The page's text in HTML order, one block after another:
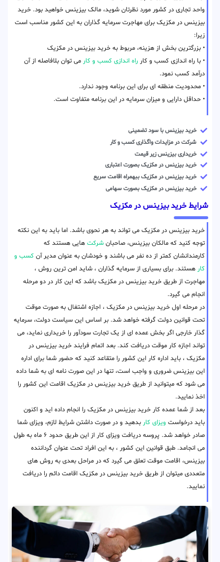
واحد تجاری در کشور مورد نظرتان شوید، مالک بیزینس خواهید بود. خرید
بیزینس در مکزیک برای مهاجرت سرمایه گذاران به این کشور مناسب است
زیرا:
• بزرگترین بخش از هزینه، مربوط به خرید بیزینس در مکزیک
• با راه اندازی کسب و کار راه اندازی کسب و کار می توان بلافاصله از آن
درآمد کسب نمود.
• محدودیت منطقه ای برای این برنامه وجود ندارد.
• حداقل دارایی و میزان سرمایه در این برنامه متفاوت است.
خرید بیزینس با سود تضمینی
شرکت در مزایدات واگذاری کسب و کار
خریداری بیزینس زیر قیمت
خرید بیزینس در مکزیک بصورت اعتباری
خرید بیزینس در مکزیک ببهمراه اقامت سریع
خرید بیزینس در مکزیک بصورت سهامی
شرایط خرید بیزینس در مکزیک
خرید بیزینس در مکزیک می تواند به هر نحوی باشد. اما باید به این نکته
توجه کنید که مالکان بیزینس، صاحبان شرکت هایی هستند که
کارمندانشان کمتر از ده نفر می باشند و خودشان به عنوان مدیر آن کسب و
کار هستند. برای بسیاری از سرمایه گذاران ، شاید امن ترین روش ،
مهاجرت از طریق خرید بیزینس در مکزیک باشد که این کار در دو مرحله
انجام می گیرد.
در مرحله اول خرید بیزینس در مکزیک ، اجازه اشتغال به صورت موقت
تحت قوانین دولت گرفته خواهد شد. بر اساس این سیاست دولت، سرمایه
گذار خارجی اگر بخش عمده ای از یک تجارت سودآور را خریداری نماید، می
تواند اجازه کار موقت دریافت کند. بعد اتمام فرایند خرید بیزینس در
مکزیک ، باید اداره کار این کشور را متقاعد کنید که حضور شما برای اداره
این بیزینس ضروری و واجب است، تنها در این صورت نامه ای به شما داده
می شود که میتوانید از طریق خرید بیزینس در مکزیک اقامت این کشور را
اخذ نمایید.
بعد از شما عمده کار خرید بیزینس در مکزیک را انجام داده اید و اکنون
باید درخواست ویزای کار بدهید و در صورت داشتن شرایط لازم، ویزای شما
صادر خواهد شد. پروسه دریافت ویزای کار از این طریق حدود ۶ ماه به طول
می انجامد. طبق قوانین این کشور ، به این افراد تحت عنوان گرداننده
بیزینس، اقامت موقت تعلق می گیرد که در مراحل بعدی به روش های
متعددی میتوان از طریق خرید بیزینس در مکزیک اقامت دائم را دریافت
نمایید.